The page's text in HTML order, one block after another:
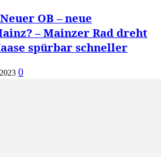
OB – neue
– Mainzer Rad dreht
spürbar schneller
0